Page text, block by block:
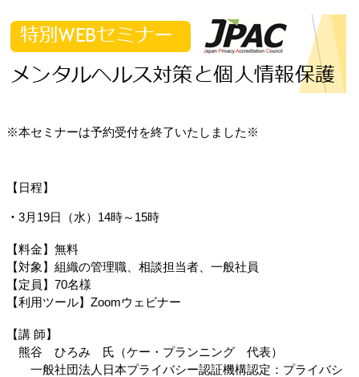
※本セミナーは予約受付を終了いたしました※
【日程】
・ 3月19日（水）14時～15時
【料金】無料
【対象】組織の管理職、相談担当者、一般社員
【定員】70名様
【利用ツール】Zoomウェビナー
【講 師】
熊谷 ひろみ 氏（ケー・プランニング 代表）
一般社団法人日本プライバシー認証機構認定：プライバシ